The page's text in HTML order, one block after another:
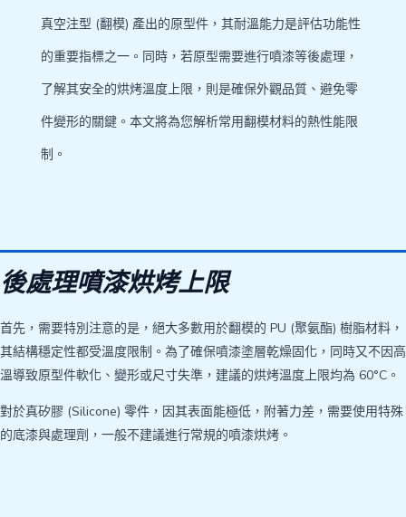
真空注型 (翻模) 產出的原型件，其耐溫能力是評估功能性
的重要指標之一。同時，若原型需要進行噴漆等後處理，
了解其安全的烘烤溫度上限，則是確保外觀品質、避免零
件變形的關鍵。本文將為您解析常用翻模材料的熱性能限
制。
後處理噴漆烘烤上限
首先，需要特別注意的是，絕大多數用於翻模的 PU (聚氨酯) 樹脂材料，
其結構穩定性都受溫度限制。為了確保噴漆塗層乾燥固化，同時又不因高
溫導致原型件軟化、變形或尺寸失準，建議的烘烤溫度上限均為 60°C。
對於真矽膠 (Silicone) 零件，因其表面能極低，附著力差，需要使用特殊
的底漆與處理劑，一般不建議進行常規的噴漆烘烤。